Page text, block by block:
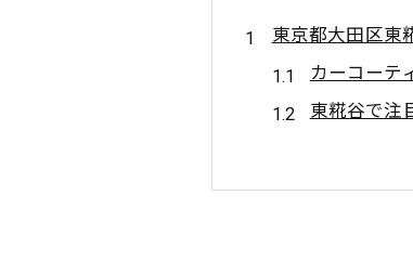
東京都大田区東
カーコーテ
東糀谷で注
カーコー
評判が高い